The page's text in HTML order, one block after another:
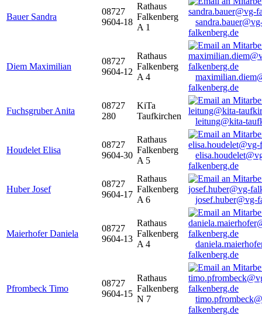
Bauer Sandra
08727
9604-18
Rathaus
Falkenberg
A 1
falkenberg.de
Diem Maximilian
08727
9604-12
Rathaus
Falkenberg
A 4
falkenberg.de
Fuchsgruber Anita
08727
280
KiTa
Taufkirchen
leitung@kita-
Houdelet Elisa
08727
9604-30
Rathaus
Falkenberg
A 5
falkenberg.de
Huber Josef
08727
9604-17
Rathaus
Falkenberg
A 6
josef.huber@vg-
Maierhofer Daniela
08727
9604-13
Rathaus
Falkenberg
A 4
falkenberg.de
Pfrombeck Timo
08727
9604-15
Rathaus
Falkenberg
N 7
falkenberg.de